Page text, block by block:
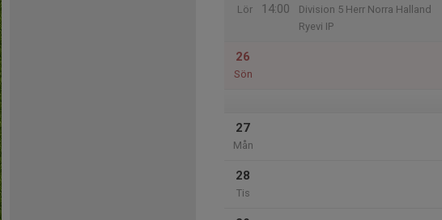
Lör
14:00
Division 5 Herr Norra Halland
Ryevi IP
26
Sön
27
Mån
28
Tis